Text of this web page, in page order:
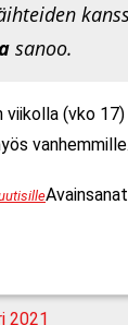
sanoo.
viikolla (vko
vanhemmille.
2021